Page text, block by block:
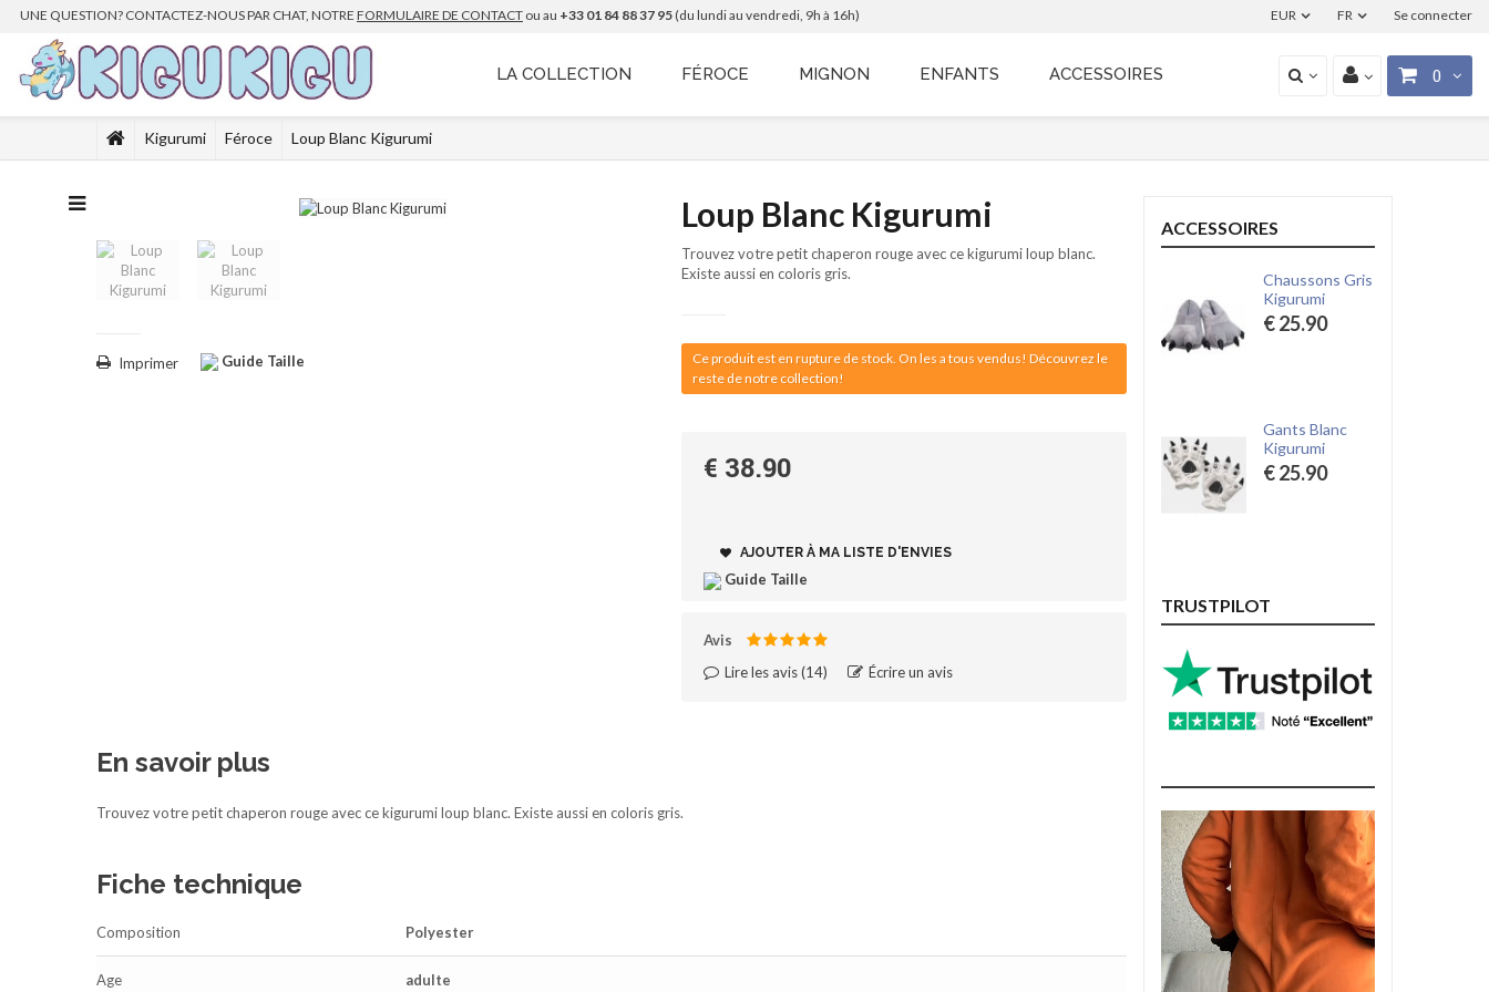
Se connecter
FR
UNE QUESTION? CONTACTEZ-NOUS PAR CHAT, NOTRE FORMULAIRE DE CONTACT ou au +33 01 84 88 37 95 (du lundi au vendredi, 9h à 16h) EUR
0
LA COLLECTION FÉROCE MIGNON ENFANTS ACCESSOIRES
Kigurumi Féroce Loup Blanc Kigurumi
Guide Taille
Imprimer
Loup Blanc Kigurumi
Trouvez votre petit chaperon rouge avec ce kigurumi loup blanc.
Existe aussi en coloris gris.
Ce produit est en rupture de stock. On les a tous vendus! Découvrez le
reste de notre collection!
€ 38.90
AJOUTER À MA LISTE D'ENVIES
Guide Taille
Avis
Lire les avis (14)‎ Écrire un avis
En savoir plus
Trouvez votre petit chaperon rouge avec ce kigurumi loup blanc. Existe aussi en coloris gris.
Fiche technique
Composition Polyester
Age adulte
ACCESSOIRES
Chaussons Gris
Kigurumi
€ 25.90
Gants Blanc
Kigurumi
€ 25.90
TRUSTPILOT